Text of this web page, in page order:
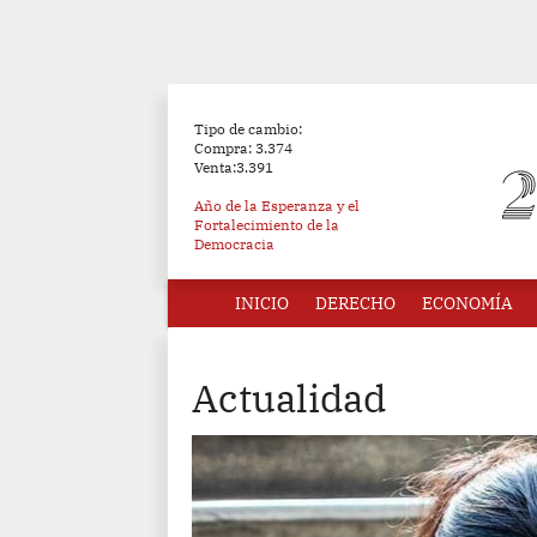
Tipo de cambio:
Compra: 3.374
Venta:3.391
Año de la Esperanza y el
Fortalecimiento de la
Democracia
INICIO DERECHO ECONOMÍA
Actualidad